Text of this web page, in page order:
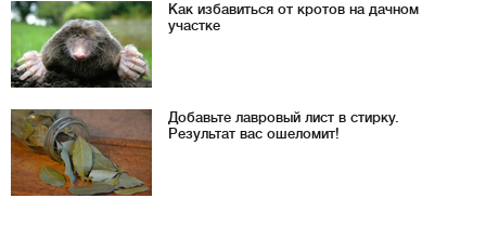
Как избавиться от кротов на дачном
участке
Добавьте лавровый лист в стирку.
Результат вас ошеломит!